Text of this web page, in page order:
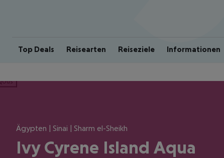
Top Deals Reisearten Reiseziele Informationen
Ägypten | Sinai | Sharm el-Sheikh
Ivy Cyrene Island Aqua